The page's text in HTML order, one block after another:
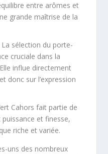
entre arômes et
grande maîtrise de la
sélection du porte-
cruciale dans la
influe directement
donc sur l’expression
Cahors fait partie de
et finesse,
riche et variée.
uns des nombreux